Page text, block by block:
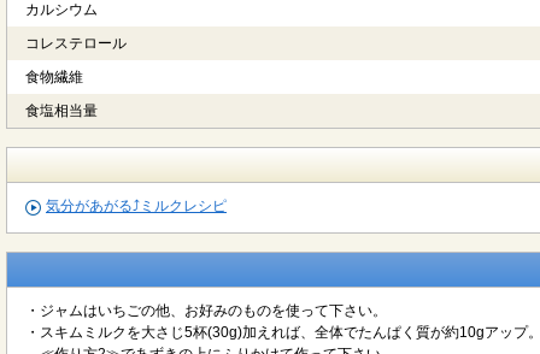
カルシウム
コレステロール
食物繊維
食塩相当量
気分があがる⤴ミルクレシピ
・ジャムはいちごの他、お好みのものを使って下さい。
・スキムミルクを大さじ5杯(30g)加えれば、全体でたんぱく質が約10gアップ